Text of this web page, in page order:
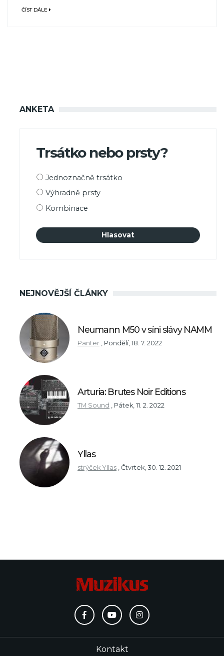
ČÍST DÁLE
ANKETA
Trsátko nebo prsty?
Možnosti
Jednoznačně trsátko
Výhradně prsty
Kombinace
NEJNOVĚJŠÍ ČLÁNKY
Neumann M50 v síni slávy NAMM
Panter , Pondělí, 18. 7. 2022
Arturia: Brutes Noir Editions
TM Sound , Pátek, 11. 2. 2022
Yllas
strýček Yllas , Čtvrtek, 30. 12. 2021
Kontakt